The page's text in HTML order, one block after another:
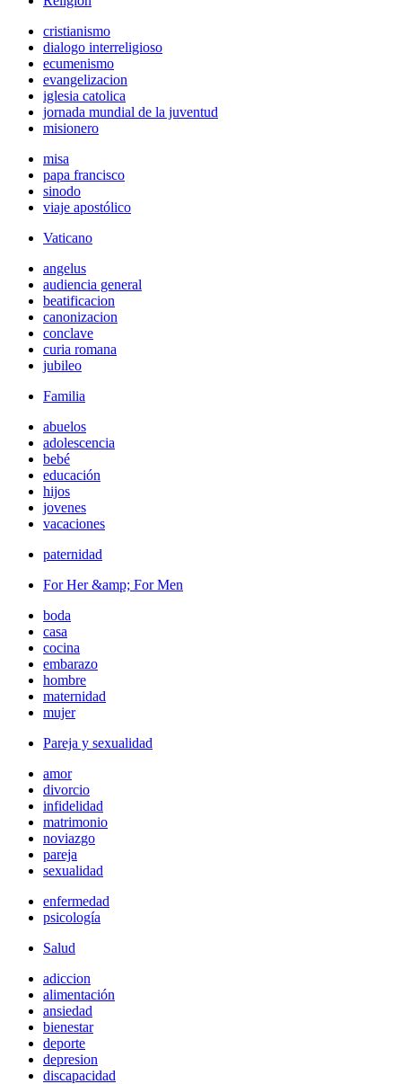
cristianismo
dialogo interreligioso
ecumenismo
evangelizacion
iglesia catolica
jornada mundial de la juventud
misionero
misa
papa francisco
sinodo
viaje apostólico
Vaticano
angelus
audiencia general
beatificacion
canonizacion
conclave
curia romana
jubileo
Familia
abuelos
adolescencia
bebé
educación
hijos
jovenes
vacaciones
paternidad
For Her &amp; For Men
boda
casa
cocina
embarazo
hombre
maternidad
mujer
Pareja y sexualidad
amor
divorcio
infidelidad
matrimonio
noviazgo
pareja
sexualidad
enfermedad
psicología
Salud
adiccion
alimentación
ansiedad
bienestar
deporte
depresion
discapacidad